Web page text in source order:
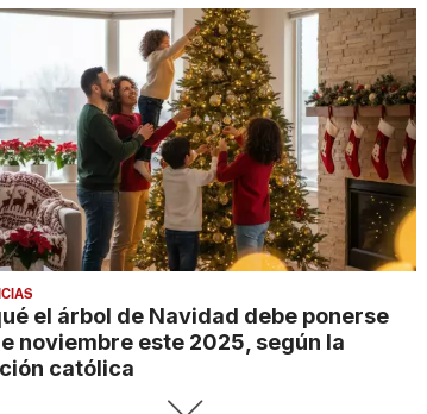
el árbol de Navidad debe ponerse
noviembre este 2025, según la
católica